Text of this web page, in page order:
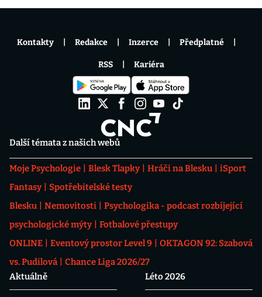
Další témata z našich webů
Moje Psychologie Blesk Tlapky Hráči na Blesku
iSport
Fantasy
Spotřebitelské testy
Blesku
Nemovitosti
Psychologika - podcast rozbíjející
psychologické mýty
Fotbalové přestupy
ONLINE
Eventový prostor Level 9
OKTAGON 92: Szabová
vs. Pudilová
Chance Liga 2026/27
Aktuálně
Léto 2026
Kontakty Redakce Inzerce Předplatné
RSS Kariéra